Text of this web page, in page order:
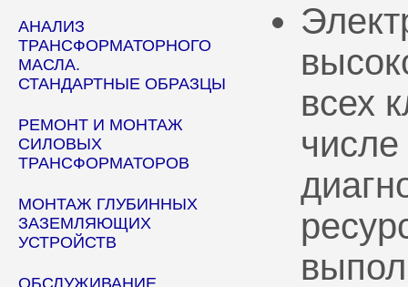
АНАЛИЗ
ТРАНСФОРМАТОРНОГО
МАСЛА.
СТАНДАРТНЫЕ ОБРАЗЦЫ
РЕМОНТ И МОНТАЖ
СИЛОВЫХ
ТРАНСФОРМАТОРОВ
МОНТАЖ ГЛУБИННЫХ
ЗАЗЕМЛЯЮЩИХ
УСТРОЙСТВ
ОБСЛУЖИВАНИЕ
всех